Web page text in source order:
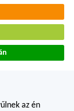
az én